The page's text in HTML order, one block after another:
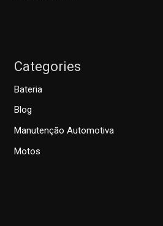
Categories
Bateria
Blog
Manutenção Automotiva
Motos